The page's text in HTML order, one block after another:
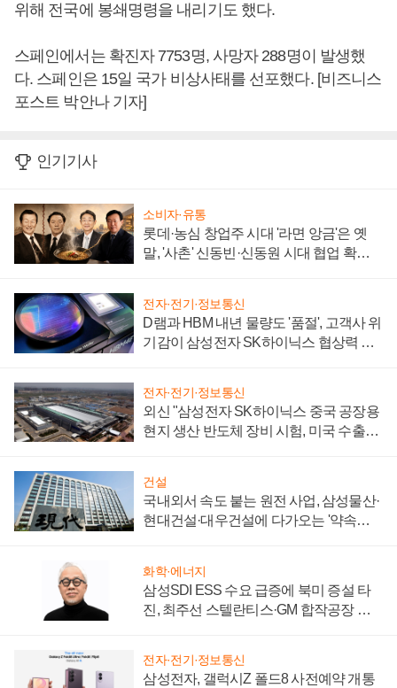
위해 전국에 봉쇄명령을 내리기도 했다.
스페인에서는 확진자 7753명, 사망자 288명이 발생했
다. 스페인은 15일 국가 비상사태를 선포했다. [비즈니스
포스트 박안나 기자]
인기기사
소비자·유통
롯데·농심 창업주 시대 '라면 앙금'은 옛
말, '사촌' 신동빈·신동원 시대 협업 확대
전자·전기·정보통신
D램과 HBM 내년 물량도 '품절', 고객사 위
기감이 삼성전자 SK하이닉스 협상력 더
전자·전기·정보통신
외신 "삼성전자 SK하이닉스 중국 공장용
현지 생산 반도체 장비 시험, 미국 수출통
건설
국내외서 속도 붙는 원전 사업, 삼성물산·
현대건설·대우건설에 다가오는 '약속의
화학·에너지
삼성SDI ESS 수요 급증에 북미 증설 타
진, 최주선 스텔란티스·GM 합작공장 건
전자·전기·정보통신
삼성전자, 갤럭시Z 폴드8 사전예약 개통